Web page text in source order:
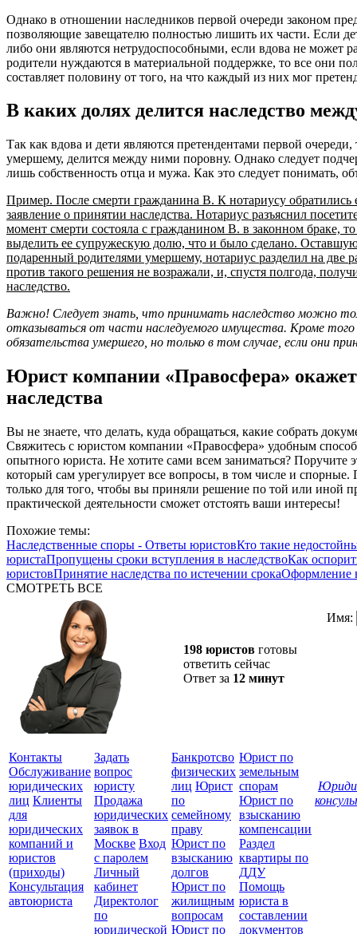
Однако в отношении наследников первой очереди законом
позволяющие завещателю полностью лишить их части. Если
либо они являются нетрудоспособными, если вдова не может
родители нуждаются в материальной поддержке, то все они
составляет половину от того, на что каждый из них мог
В каких долях делится наследство
Так как вдова и дети являются претендентами первой
умершему, делится между ними поровну. Однако следует
лишь собственность отца и мужа. Как это следует понимать,
Пример. После смерти гражданина В. К нотариусу
заявление о принятии наследства. Нотариус разъяснил
момент смерти состояла с гражданином В. в законном браке,
выделить ее супружескую долю, что и было сделано.
подаренный родителями умершему, нотариус разделил на две
против такого решения не возражали, и, спустя полгода,
наследство.
Важно! Следует знать, что принимать наследство можно
отказываться от части наследуемого имущества. Кроме того
обязательства умершего, но только в том случае, если они
Юрист компании «Правосфера»
наследства
Вы не знаете, что делать, куда обращаться, какие собрать
Свяжитесь с юристом компании «Правосфера» удобным
опытного юриста. Не хотите сами всем заниматься? Поручите
который сам урегулирует все вопросы, в том числе и спорные.
только для того, чтобы вы приняли решение по той или иной
практической деятельности сможет отстоять ваши интересы!
Похожие темы:
Наследственные споры - Ответы юристовКто такие
юристаПропущены сроки вступления в наследствоКак
юристовПринятие наследства по истечении срокаОформление
СМОТРЕТЬ ВСЕ
198 юристов готовы
ответить сейчас
Ответ за 12 минут
Имя:
Контакты
Обслуживание
юридических
лиц Клиенты
для
юридических
компаний и
юристов
(приходы)
Консультация
автоюриста
Задать
вопрос
юристу
Продажа
юридических
заявок в
Москве Вход
с паролем
Личный
кабинет
Директолог
по
юридической
Банкротсво
физических
лиц Юрист
по
семейному
праву
Юрист по
взысканию
долгов
Юрист по
жилищным
вопросам
Юрист по
Юрист по
земельным
спорам
Юрист по
взысканию
компенсации
Раздел
квартиры по
ДДУ
Помощь
юриста в
составлении
документов